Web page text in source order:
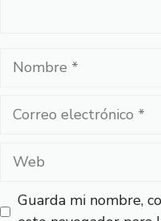
Nombre
Correo
Web
Guarda mi nombre,